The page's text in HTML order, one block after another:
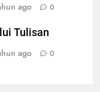
ago 0
Tulisan
ago 0